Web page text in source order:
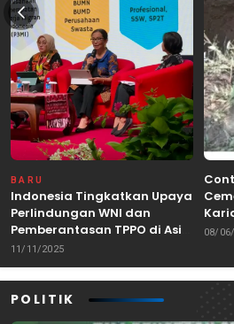
BARU
Indonesia Tingkatkan Upaya
Perlindungan WNI dan
Pemberantasan TPPO di Asia
Tenggara
11/11/2025
08/
POLITIK